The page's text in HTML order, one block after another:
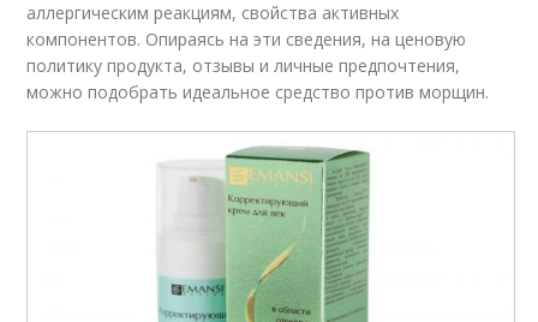
аллергическим реакциям, свойства активных
компонентов. Опираясь на эти сведения, на ценовую
политику продукта, отзывы и личные предпочтения,
можно подобрать идеальное средство против морщин.